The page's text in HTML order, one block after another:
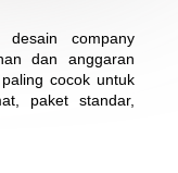
desain company
dan anggaran
cocok untuk
paket standar,